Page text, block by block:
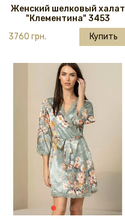
Женский шелковый халат
"Клементина" 3453
3760 грн.
Купить